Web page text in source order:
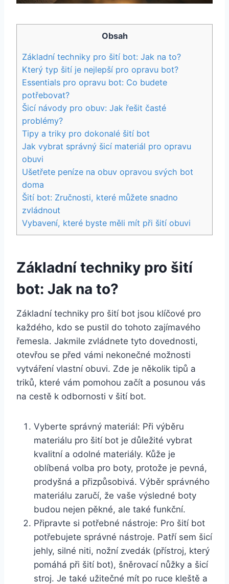
Obsah
Základní techniky pro⁤ šití‌ bot: Jak na to?
Který typ šití je nejlepší pro opravu bot?
Essentials⁤ pro opravu bot: ​Co budete
potřebovat?
Šicí návody pro obuv: Jak řešit časté
problémy?
Tipy a triky pro dokonalé šití‌ bot
Jak vybrat správný šicí materiál pro ⁤opravu
obuvi
Ušetřete peníze ‍na obuv opravou‍ svých bot
doma
Šití bot: Zručnosti, které můžete snadno
zvládnout
Vybavení, které byste měli mít při‍ šití obuvi
Základní techniky pro⁤ šití‌
bot: Jak na to?
Základní techniky pro šití bot jsou klíčové pro⁢
každého, kdo se pustil do tohoto zajímavého
řemesla.‌ Jakmile zvládnete tyto dovednosti,
otevřou se před vámi nekonečné možnosti
vytváření vlastní obuvi. Zde ​je několik tipů a
triků, které vám ⁤pomohou začít a posunou​ vás⁤
na cestě k odbornosti v šití bot.
Vyberte správný materiál: Při výběru
materiálu pro šití bot je důležité vybrat⁣
kvalitní a odolné materiály. Kůže je
⁢oblíbená volba pro boty, protože je⁢ pevná,
prodyšná a ‌přizpůsobivá. Výběr správného⁤
materiálu⁤ zaručí, že vaše ‌výsledné boty
budou nejen pěkné, ale‌ také funkční.
Připravte si⁢ potřebné nástroje: Pro šití bot
⁤potřebujete správné nástroje. Patří sem šicí
jehly, silné niti, nožní zvedák (přístroj, který
pomáhá při šití ⁣bot), šněrovací nůžky​ a šicí
stroj. Je také užitečné ​mít po ⁣ruce kleště a